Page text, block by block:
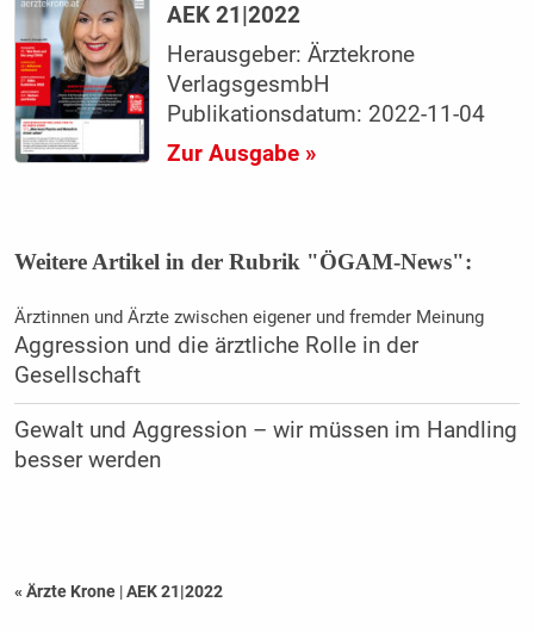
AEK 21|2022
Herausgeber: Ärztekrone
VerlagsgesmbH
Publikationsdatum: 2022-11-04
Zur Ausgabe »
Weitere Artikel in der Rubrik "ÖGAM-News":
Ärztinnen und Ärzte zwischen eigener und fremder Meinung
Aggression und die ärztliche Rolle in der
Gesellschaft
Gewalt und Aggression – wir müssen im Handling
besser werden
« Ärzte Krone |AEK 21|2022